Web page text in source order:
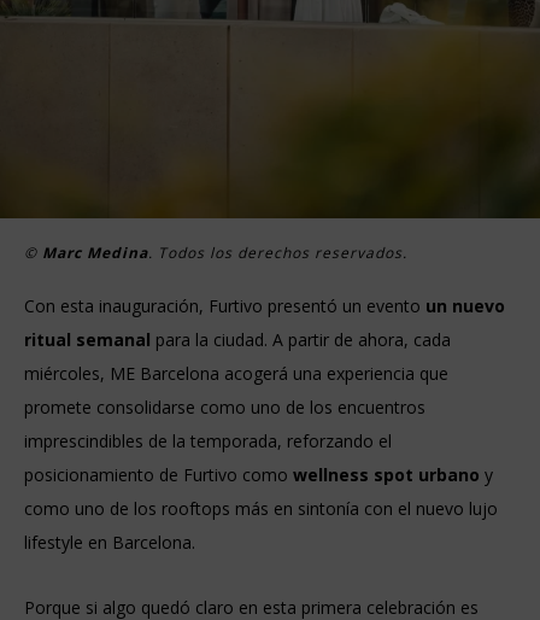
© Marc Medina. Todos los derechos reservados.
Con esta inauguración, Furtivo presentó un evento un nuevo
ritual semanal para la ciudad. A partir de ahora, cada
miércoles, ME Barcelona acogerá una experiencia que
promete consolidarse como uno de los encuentros
imprescindibles de la temporada, reforzando el
posicionamiento de Furtivo como wellness spot urbano y
como uno de los rooftops más en sintonía con el nuevo lujo
lifestyle en Barcelona.
Porque si algo quedó claro en esta primera celebración es